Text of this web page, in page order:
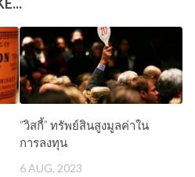
“วิสกี้” ทรัพย์สินสูงมูลค่าใน
การลงทุน
6 AUG, 2023